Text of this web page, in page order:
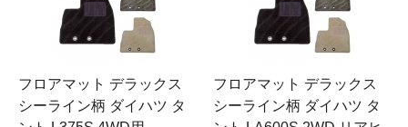
フロアマット デラックス
シーライン柄 ダイハツ タ
フロアマット デラックス
シーライン柄 ダイハツ タ